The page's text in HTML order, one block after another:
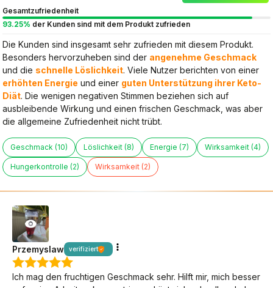
Gesamtzufriedenheit
93.25% der Kunden sind mit dem Produkt zufrieden
Die Kunden sind insgesamt sehr zufrieden mit diesem Produkt.
Besonders hervorzuheben sind der angenehme Geschmack
und die schnelle Löslichkeit. Viele Nutzer berichten von einer
erhöhten Energie und einer guten Unterstützung ihrer Keto-
Diät. Die wenigen negativen Stimmen beziehen sich auf
ausbleibende Wirkung und einen frischen Geschmack, was aber
die allgemeine Zufriedenheit nicht trübt.
Geschmack (10) Löslichkeit (8) Energie (7) Wirksamkeit (4)
Hungerkontrolle (2) Wirksamkeit (2)
Przemyslaw verifiziert
Ich mag den fruchtigen Geschmack sehr. Hilft mir, mich besser